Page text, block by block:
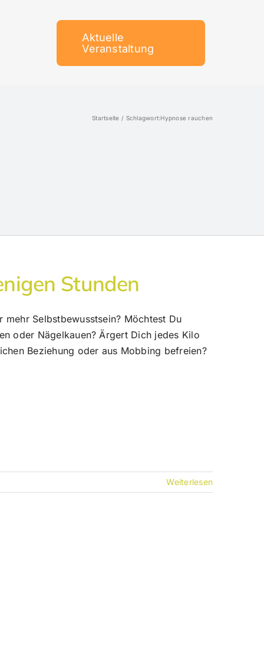
Aktuelle
Veranstaltung
Startseite Schlagwort:Hypnose rauchen
Stunden
Selbstbewusstsein? Möchtest Du
oder Nägelkauen? Ärgert Dich jedes Kilo
Beziehung oder aus Mobbing befreien?
Weiterlesen